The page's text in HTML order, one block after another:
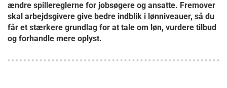
ændre spillereglerne for jobsøgere og ansatte. Fremover
skal arbejdsgivere give bedre indblik i lønniveauer, så du
får et stærkere grundlag for at tale om løn, vurdere tilbud
og forhandle mere oplyst.